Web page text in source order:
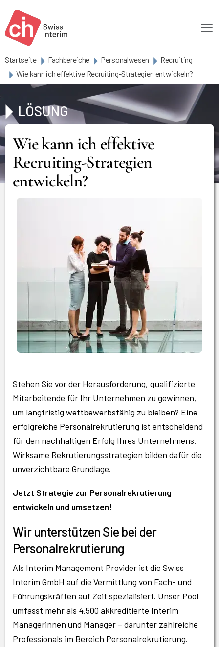
Startseite Fachbereiche Personalwesen
Recruiting
Wie kann ich effektive Recruiting-Strategien entwickeln?
LÖSUNG
Wie kann ich effektive
Recruiting-Strategien
entwickeln?
Stehen Sie vor der Herausforderung, qualifizierte
Mitarbeitende für Ihr Unternehmen zu gewinnen,
um langfristig wettbewerbsfähig zu bleiben? Eine
erfolgreiche Personalrekrutierung ist entscheidend
für den nachhaltigen Erfolg Ihres Unternehmens.
Wirksame Rekrutierungsstrategien bilden dafür die
unverzichtbare Grundlage.
Jetzt Strategie zur Personalrekrutierung
entwickeln und umsetzen!
Wir unterstützen Sie bei der
Personalrekrutierung
Als Interim Management Provider ist die Swiss
Interim GmbH auf die Vermittlung von Fach- und
Führungskräften auf Zeit spezialisiert. Unser Pool
umfasst mehr als 4.500 akkreditierte Interim
Managerinnen und Manager – darunter zahlreiche
Professionals im Bereich Personalrekrutierung.